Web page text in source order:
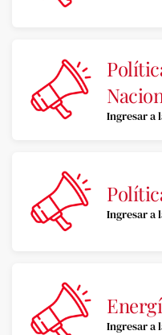
Ingresar a
Ingresar a
Ingresar a